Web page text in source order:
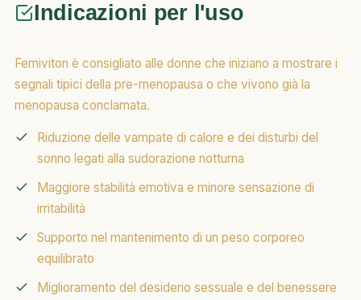
Indicazioni per l'uso
Femiviton è consigliato alle donne che iniziano a mostrare i
segnali tipici della pre-menopausa o che vivono già la
menopausa conclamata.
Riduzione delle vampate di calore e dei disturbi del
sonno legati alla sudorazione notturna
Maggiore stabilità emotiva e minore sensazione di
irritabilità
Supporto nel mantenimento di un peso corporeo
equilibrato
Miglioramento del desiderio sessuale e del benessere